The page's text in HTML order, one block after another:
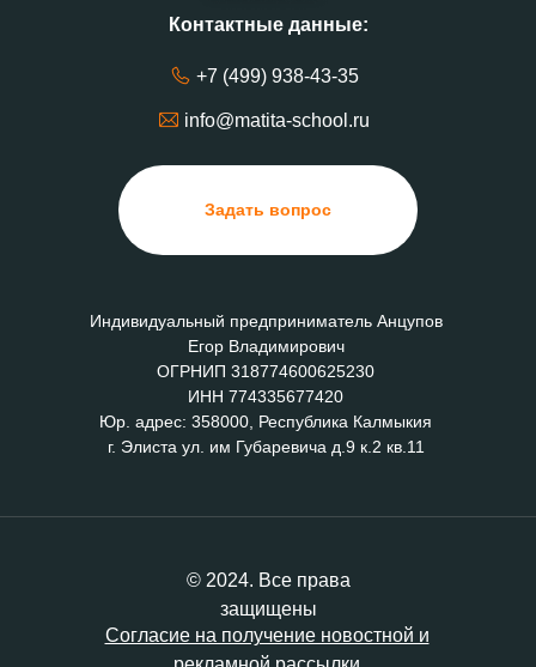
© 2024. Все права
защищены
Согласие на получение новостной и
Задать вопрос
+7 (499) 938-43-35
info@matita-school.ru
Контактные данные:
Индивидуальный предприниматель Анцупов
Егор Владимирович
ОГРНИП 318774600625230
ИНН 774335677420
Юр. адрес: 358000, Республика Калмыкия
г. Элиста ул. им Губаревича д.9 к.2 кв.11